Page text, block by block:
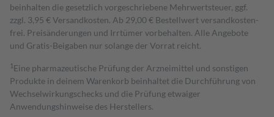
beinhalten die gesetzlich vorgeschriebene Mehrwertsteuer, ggf.
zzgl. 3,95 € Versandkosten. Ab 29,00 € Bestell­wert versand­kosten­
frei. Preisänderungen und Irrtümer vorbehalten. Alle Angebote
und Gratis-Beigaben nur solange der Vorrat reicht.
1 Eine pharmazeutische Prüfung der Arzneimittel und sonstigen
Produkte in deinem Warenkorb beinhaltet die Durchführung von
Wechselwirkungschecks und die Prüfung etwaiger
Anwendungshinweise des Herstellers.